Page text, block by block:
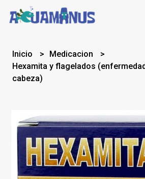
Inicio
Medicacion
Hexamita y flagelados
cabeza)